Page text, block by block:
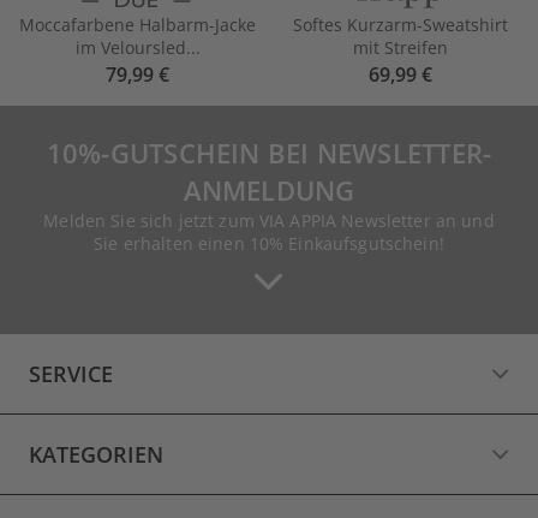
Moccafarbene Halbarm-Jacke
im Veloursled...
79,99 €
Softes Kurzarm-Sweatshirt
mit Streifen
69,99 €
10%-GUTSCHEIN BEI NEWSLETTER-
ANMELDUNG
Melden Sie sich jetzt zum VIA APPIA Newsletter an und
Sie erhalten einen 10% Einkaufsgutschein!
SERVICE
KATEGORIEN